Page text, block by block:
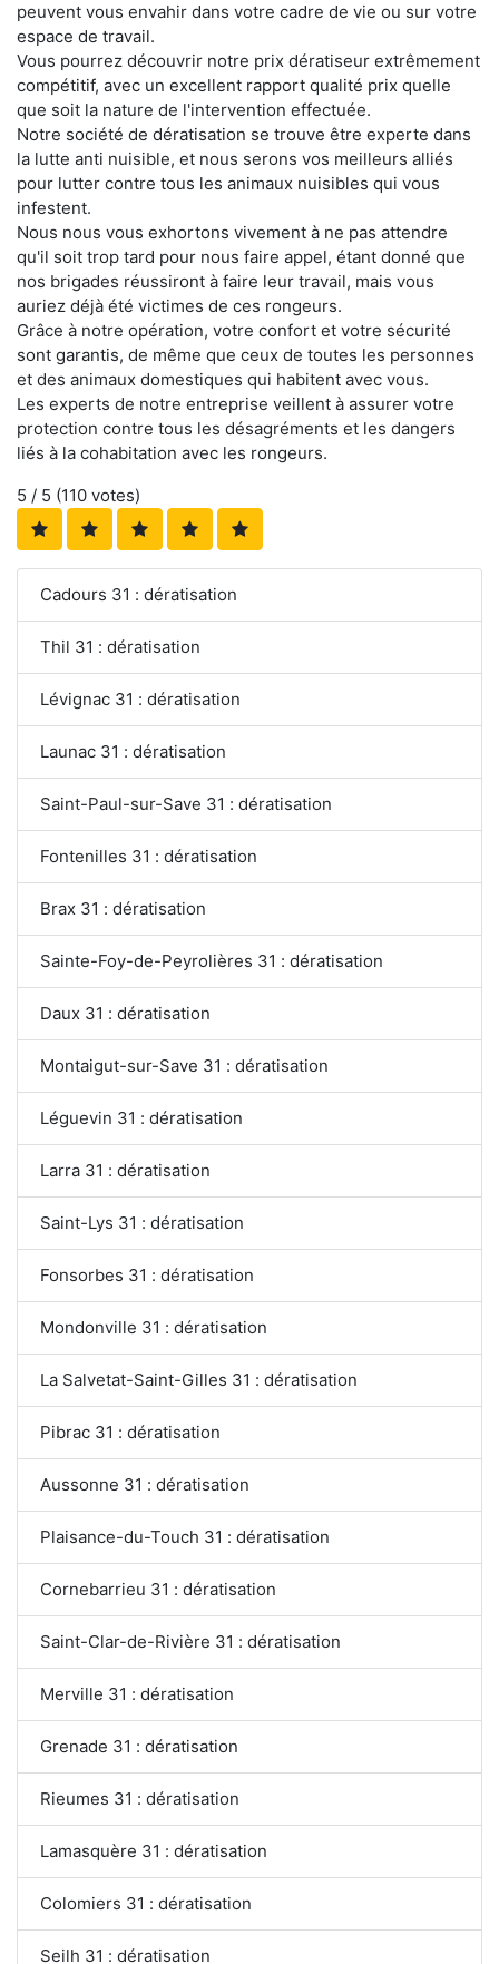
peuvent vous envahir dans votre cadre de vie ou sur votre
espace de travail.
Vous pourrez découvrir notre prix dératiseur extrêmement
compétitif, avec un excellent rapport qualité prix quelle
que soit la nature de l'intervention effectuée.
Notre société de dératisation se trouve être experte dans
la lutte anti nuisible, et nous serons vos meilleurs alliés
pour lutter contre tous les animaux nuisibles qui vous
infestent.
Nous nous vous exhortons vivement à ne pas attendre
qu'il soit trop tard pour nous faire appel, étant donné que
nos brigades réussiront à faire leur travail, mais vous
auriez déjà été victimes de ces rongeurs.
Grâce à notre opération, votre confort et votre sécurité
sont garantis, de même que ceux de toutes les personnes
et des animaux domestiques qui habitent avec vous.
Les experts de notre entreprise veillent à assurer votre
protection contre tous les désagréments et les dangers
liés à la cohabitation avec les rongeurs.
5 / 5 (110 votes)
Cadours 31 : dératisation
Thil 31 : dératisation
Lévignac 31 : dératisation
Launac 31 : dératisation
Saint-Paul-sur-Save 31 : dératisation
Fontenilles 31 : dératisation
Brax 31 : dératisation
Sainte-Foy-de-Peyrolières 31 : dératisation
Daux 31 : dératisation
Montaigut-sur-Save 31 : dératisation
Léguevin 31 : dératisation
Larra 31 : dératisation
Saint-Lys 31 : dératisation
Fonsorbes 31 : dératisation
Mondonville 31 : dératisation
La Salvetat-Saint-Gilles 31 : dératisation
Pibrac 31 : dératisation
Aussonne 31 : dératisation
Plaisance-du-Touch 31 : dératisation
Cornebarrieu 31 : dératisation
Saint-Clar-de-Rivière 31 : dératisation
Merville 31 : dératisation
Grenade 31 : dératisation
Rieumes 31 : dératisation
Lamasquère 31 : dératisation
Colomiers 31 : dératisation
Seilh 31 : dératisation